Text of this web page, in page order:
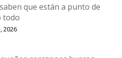
que están a punto de
todo
2026